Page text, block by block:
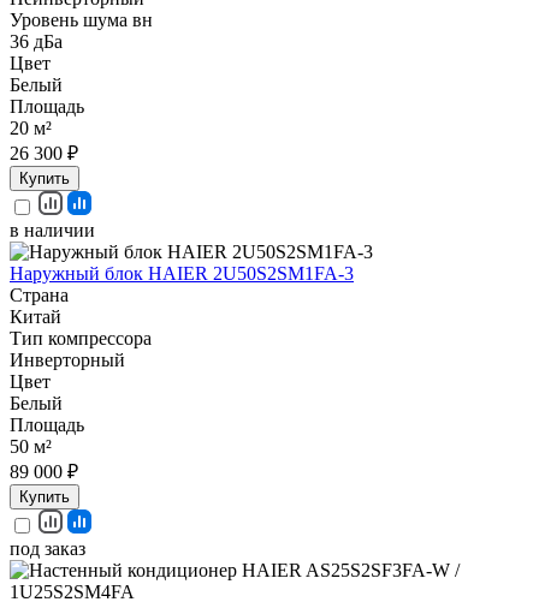
Уровень шума вн
36 дБа
Цвет
Белый
Площадь
20 м²
26 300 ₽
Купить
в наличии
Наружный блок HAIER 2U50S2SM1FA-3
Страна
Китай
Тип компрессора
Инверторный
Цвет
Белый
Площадь
50 м²
89 000 ₽
Купить
под заказ